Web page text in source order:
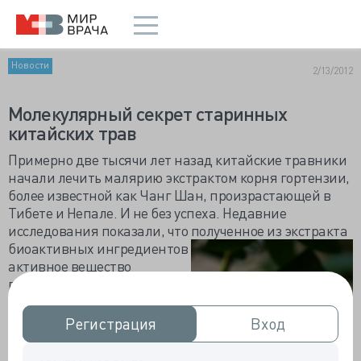
Регистрация
Регистрация Вход
Вход
Новости 2/13/2012
Молекулярный секрет старинных
китайских трав
Примерно две тысячи лет назад китайские травники
начали лечить малярию экстрактом корня гортензии,
более известной как Чанг Шан, произрастающей в
Тибете и Непале. И не без успеха. Недавние
исследования показали, что полученное из экстракта
биоактивных ингредиентов
активное вещество
галофугинон может быть
использовано для лечения
множества аутоиммунных
заболеваний.